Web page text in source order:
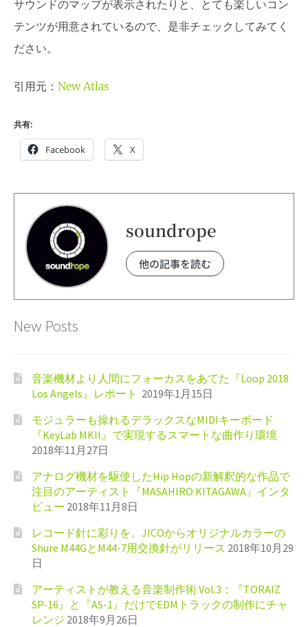
サウンドのマップが表示されたりと、とても楽しいコン
テンツが用意されているので、是非チェックしてみてく
ださい。
引用元： New Atlas
共有:
Facebook X
soundrope
他の記事を読む
New Posts
音楽機材より人間にフォーカスをあてた『Loop 2018
Los Angels』レポート 2019年1月15日
モジュラーも操れるデラックスなMIDIキーボード
『KeyLab MKll』で実現するスマートな曲作り環境
2018年11月27日
アナログ機材を駆使したHip Hopの新解釈的な作品で
注目のアーティスト『MASAHIRO KITAGAWA』インタ
ビュー 2018年11月8日
レコード針に彩りを。JICOからオリジナルカラーの
Shure M44GとM44-7用交換針がリリース 2018年10月29
日
アーティストが教える音楽制作術 Vol.3：『TORAIZ
SP-16』と『AS-1』だけでEDMトラックの制作にチャ
レンジ 2018年9月26日